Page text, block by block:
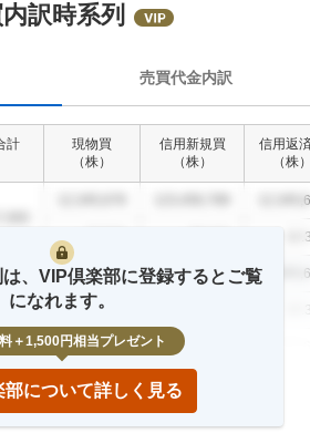
訳時系列
売買代金内訳
計
現物買
（株）
信用新規買
（株）
信用返
（株
12,345,678 123,456,789
12.3
12,345,678 123,456,789
12.3 %
、VIP倶楽部に登録するとご覧
になれます。
＋1,500円相当プレゼント
部について詳しく見る